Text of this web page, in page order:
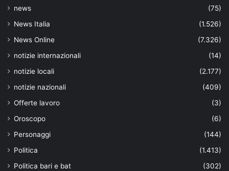
news
(75)
News Italia
(1.526)
News Online
(7.326)
notizie internazionali
(14)
notizie locali
(2.177)
notizie nazionali
(409)
Offerte lavoro
(3)
Oroscopo
(6)
Personaggi
(144)
Politica
(1.413)
Politica bari e bat
(302)